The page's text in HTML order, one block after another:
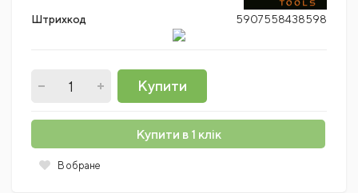
Штрихкод 5907558438598
Купити
Купити в 1 клік
В обране